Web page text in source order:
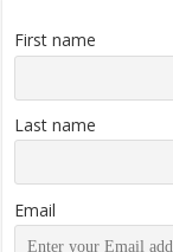
First name
Last name
Email